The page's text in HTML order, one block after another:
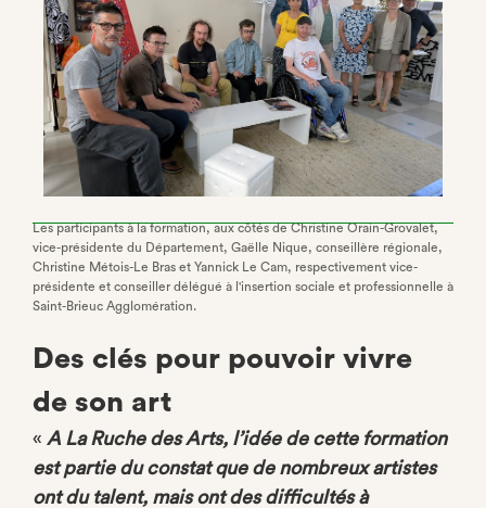
Les participants à la formation, aux côtés de Christine Orain-Grovalet,
vice-présidente du Département, Gaëlle Nique, conseillère régionale,
Christine Métois-Le Bras et Yannick Le Cam, respectivement vice-
présidente et conseiller délégué à l'insertion sociale et professionnelle à
Saint-Brieuc Agglomération.
Des clés pour pouvoir vivre
de son art
« A La Ruche des Arts, l’idée de cette formation
est partie du constat que de nombreux artistes
ont du talent, mais ont des difficultés à